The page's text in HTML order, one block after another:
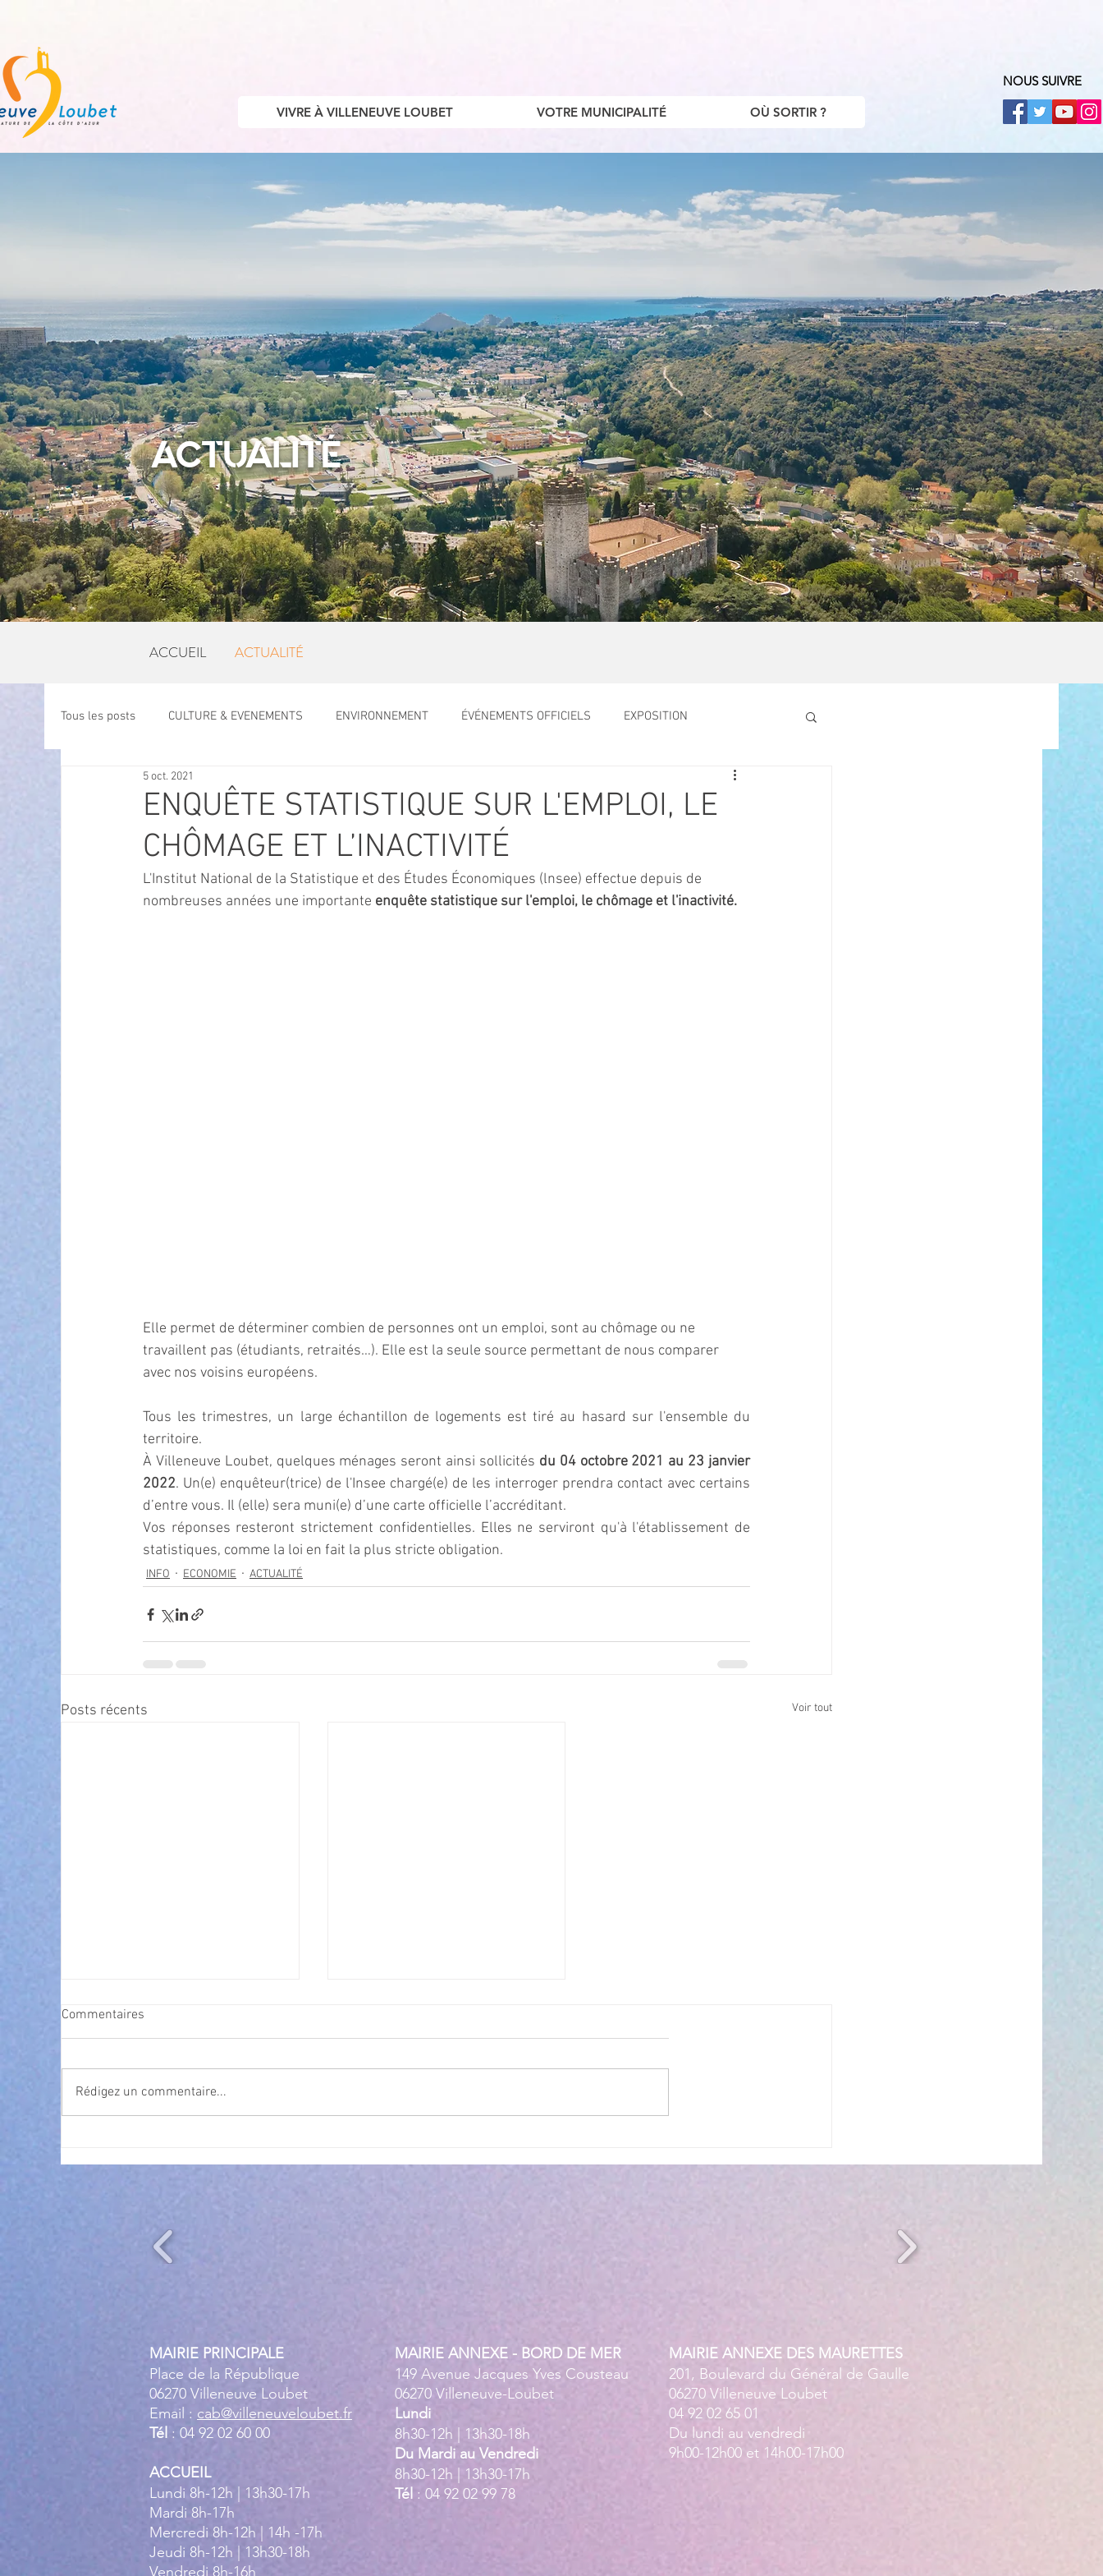
VIVRE À VILLENEUVE LOUBET VOTRE MUNICIPALITÉ OÙ SORTIR ?
NOUS SUIVRE
ACTUALITÉ
ACCUEIL ACTUALITÉ
Tous les posts CULTURE & EVENEMENTS ENVIRONNEMENT ÉVÉNEMENTS OFFICIELS EXPOSITION
OFFRES D'EMPLOI
ECONOMIE ECO MOBILITE PETITE ENFANCE TOURISME ARCHIVES ET PATRIMOINE
PRESSE TRANSPORT SENIORS Activité culture & musique
ENQUÊTE STATISTIQUE SUR L'EMPLOI, LE
CHÔMAGE ET L’INACTIVITÉ
5 oct. 2021
L'Institut National de la Statistique et des Études Économiques (lnsee) effectue depuis de
nombreuses années une importante enquête statistique sur l'emploi, le chômage et l'inactivité.
Elle permet de déterminer combien de personnes ont un emploi, sont au chômage ou ne
travaillent pas (étu­diants, retraités…). Elle est la seule source permettant de nous comparer
avec nos voisins européens.
Tous les trimestres, un large échantillon de logements est tiré au hasard sur l'ensemble du
territoire.
À Villeneuve Loubet, quelques ménages seront ainsi sollicités du 04 octobre 2021 au 23 janvier
2022. Un(e) enquêteur(trice) de l'Insee chargé(e) de les interroger prendra contact avec certains
d’entre vous. Il (elle) sera muni(e) d’une carte officielle l’accréditant.
Vos réponses resteront strictement confidentielles. Elles ne serviront qu'à l'établissement de
statistiques, comme la loi en fait la plus stricte obligation.
INFO ECONOMIE ACTUALITÉ
Posts récents Voir tout
ENQUETE INSEE : LOYERS
Commentaires
Rédigez un commentaire...
MAIRIE PRINCIPALE
Place de la République
06270 Villeneuve Loubet
Email : cab@villeneuveloubet.fr
Tél : 04 92 02 60 00
ACCUEIL
Lundi 8h-12h | 13h30-17h
Mardi 8h-17h
Mercredi 8h-12h | 14h -17h
Jeudi 8h-12h | 13h30-18h
Vendredi 8h-16h
MAIRIE ANNEXE - BORD DE MER
149 Avenue Jacques Yves Cousteau
06270 Villeneuve-Loubet
Lundi
8h30-12h | 13h30-18h
Du Mardi au Vendredi
8h30-12h | 13h30-17h
Tél : 04 92 02 99 78
MAIRIE ANNEXE DES MAURETTES
201, Boulevard du Général de Gaulle
06270 Villeneuve Loubet
04 92 02 65 01
Du lundi au vendredi
9h00-12h00 et 14h00-17h00